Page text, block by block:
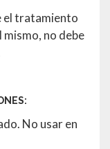
el tratamiento
no debe
No usar en